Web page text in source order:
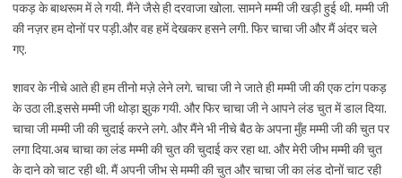
पकड़ के बाथरूम में ले गयी. मैंने जैसे ही दरवाजा खोला. सामने मम्मी जी खड़ी हुई थी. मम्मी जी
की नज़र हम दोनों पर पड़ी.और वह हमें देखकर हसने लगी. फिर चाचा जी और मैं अंदर चले
गए.
शावर के नीचे आते ही हम तीनो मज़े लेने लगे. चाचा जी ने जाते ही मम्मी जी की एक टांग पकड़
के उठा ली.इससे मम्मी जी थोड़ा झुक गयी. और फिर चाचा जी ने आपने लंड चुत में डाल दिया.
चाचा जी मम्मी जी की चुदाई करने लगे. और मैंने भी नीचे बैठ के अपना मुँह मम्मी जी की चुत पर
लगा दिया.अब चाचा का लंड मम्मी की चुत की चुदाई कर रहा था. और मेरी जीभ मम्मी की चुत
के दाने को चाट रही थी. मैं अपनी जीभ से मम्मी की चुत और चाचा जी का लंड दोनों चाट रही